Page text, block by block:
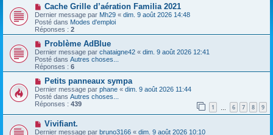
N
o
u
v
e
a
u
m
e
s
s
a
g
e
Cache Grille d’aération Familia 2021
Dernier message par Mh29 « dim. 9 août 2026 14:48
Posté dans Modes d'emploi
Réponses : 2
N
o
u
v
e
a
u
m
e
s
s
a
g
Problème AdBlue
Dernier message par chataigne42 « dim. 9 août 2026 12:41
Posté dans Autres choses...
Réponses : 6
N
o
u
v
e
a
u
m
Petits panneaux sympa
Dernier message par phane « dim. 9 août 2026 11:44
Posté dans Autres choses...
Réponses : 439 1 6 7 8 9
N
o
Vivifiant.
Dernier message par bruno3166 « dim. 9 août 2026 10:10